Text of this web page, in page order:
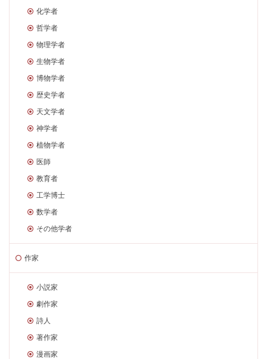
化学者
哲学者
物理学者
生物学者
博物学者
歴史学者
天文学者
神学者
植物学者
医師
教育者
工学博士
数学者
その他学者
作家
小説家
劇作家
詩人
著作家
漫画家